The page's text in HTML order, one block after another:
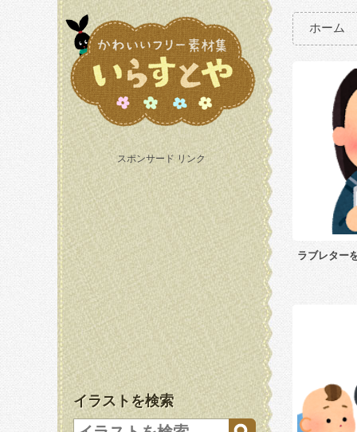
スポンサード リンク
イラストを検索
ホーム
ラブレター